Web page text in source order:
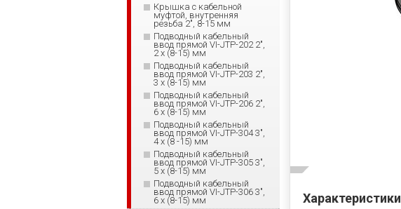
Характеристики
Крышка с кабельной
муфтой, внутренняя
резьба 2", 8-15 мм
Подводный кабельный
ввод прямой VI-JTP-202 2",
2 x (8-15) мм
Подводный кабельный
ввод прямой VI-JTP-203 2",
3 x (8-15) мм
Подводный кабельный
ввод прямой VI-JTP-206 2",
6 x (8-15) мм
Подводный кабельный
ввод прямой VI-JTP-304 3",
4 x (8 -15) мм
Подводный кабельный
ввод прямой VI-JTP-305 3",
5 x (8-15) мм
Подводный кабельный
ввод прямой VI-JTP-306 3",
6 x (8-15) мм